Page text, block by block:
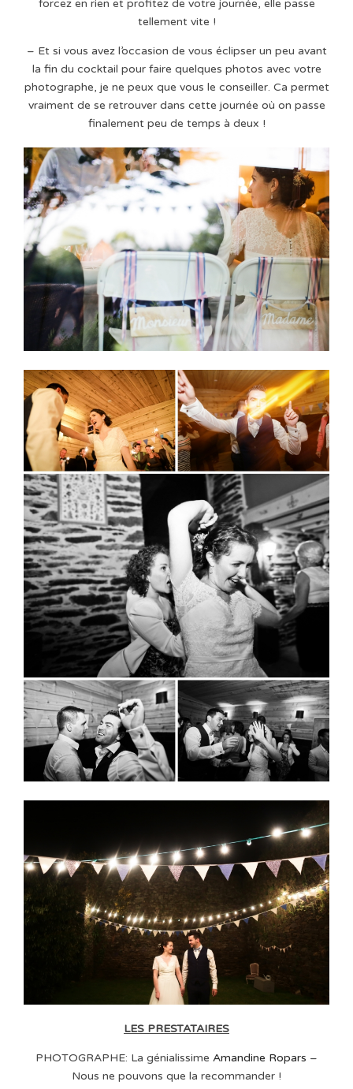
forcez en rien et profitez de votre journée, elle passe
tellement vite !
– Et si vous avez l’occasion de vous éclipser un peu avant
la fin du cocktail pour faire quelques photos avec votre
photographe, je ne peux que vous le conseiller. Ca permet
vraiment de se retrouver dans cette journée où on passe
finalement peu de temps à deux !
LES PRESTATAIRES
PHOTOGRAPHE: La génialissime Amandine Ropars –
Nous ne pouvons que la recommander !